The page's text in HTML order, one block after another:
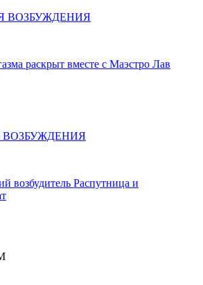
ВОЗБУЖДЕНИЯ
раскрыт вместе с Маэстро Лав
возбудитель Распутница и